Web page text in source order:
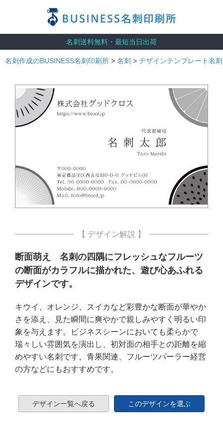
名刺送料無料・最短当日出荷
名刺作成のBUSINESS名刺印刷所 > 名刺 > デザインテンプレート名刺
【 デザイン解説 】
断面萌え 名刺の四隅にフレッシュなフルーツ
の断面がカラフルに描かれた、遊び心あふれる
デザインです。
キウイ、オレンジ、スイカなど彩豊かな断面が華やか
さを添え、見た瞬間に爽やかで親しみやすく明るい印
象を与えます。ビジネスシーンにおいても柔らかで
瑞々しい雰囲気を演出し、初対面の相手との距離を縮
めやすい名刺です。青果関連、フルーツパーラー経営
の方などにもおすすめです。
デザイン一覧へ戻る このデザインを選ぶ